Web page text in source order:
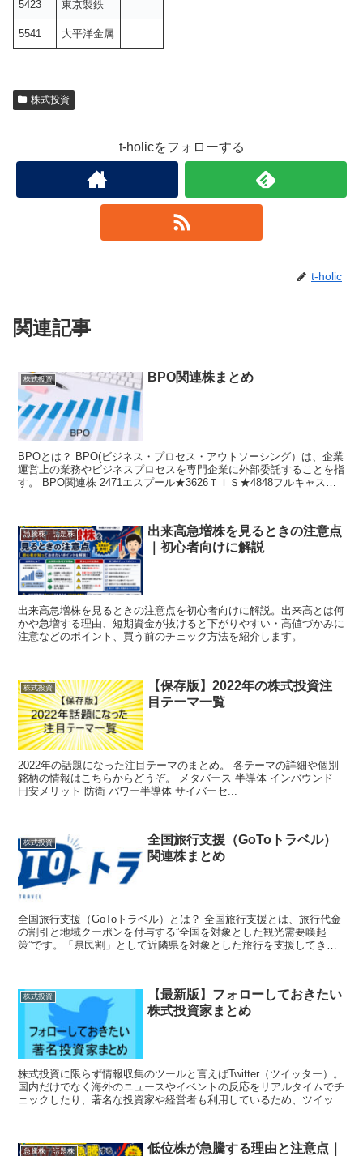
5423 東京製鉄
5541 大平洋金属
株式投資
t-holicをフォローする
t-holic
関連記事
株式投資 BPO関連株まとめ
BPOとは？ BPO(ビジネス・プロセス・アウトソーシング）は、企業
運営上の業務やビジネスプロセスを専門企業に外部委託することを指
す。 BPO関連株 2471エスプール★3626ＴＩＳ★4848フルキャスト
急騰株・話題株
出来高急増株を見るときの注意点
｜初心者向けに解説
出来高急増株を見るときの注意点を初心者向けに解説。出来高とは何
かや急増する理由、短期資金が抜けると下がりやすい・高値づかみに
注意などのポイント、買う前のチェック方法を紹介します。
株式投資
【保存版】2022年の株式投資注
目テーマ一覧
2022年の話題になった注目テーマのまとめ。 各テーマの詳細や個別
銘柄の情報はこちらからどうぞ。 メタバース 半導体 インバウンド
円安メリット 防衛 パワー半導体 サイバーセ...
株式投資
全国旅行支援（GoToトラベル）
関連株まとめ
全国旅行支援（GoToトラベル）とは？ 全国旅行支援とは、旅行代金
の割引と地域クーポンを付与する”全国を対象とした観光需要喚起
策”です。「県民割」として近隣県を対象とした旅行を支援してきま
株式投資
【最新版】フォローしておきたい
株式投資家まとめ
株式投資に限らず情報収集のツールと言えばTwitter（ツイッター）。
国内だけでなく海外のニュースやイベントの反応をリアルタイムでチ
ェックしたり、著名な投資家や経営者も利用しているため、ツイッタ
急騰株・話題株
低位株が急騰する理由と注意点｜